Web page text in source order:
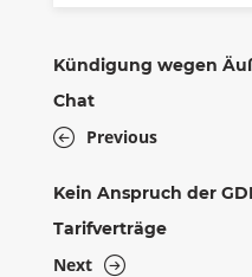
Kündigung wegen
Chat
Previous
Kein Anspruch der
Tarifverträge
Next